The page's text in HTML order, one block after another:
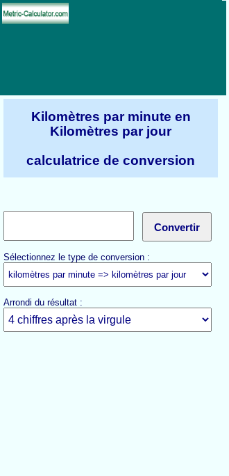
Kilomètres par minute en
Kilomètres par jour
calculatrice de conversion
Sélectionnez le type de conversion :
Arrondi du résultat :